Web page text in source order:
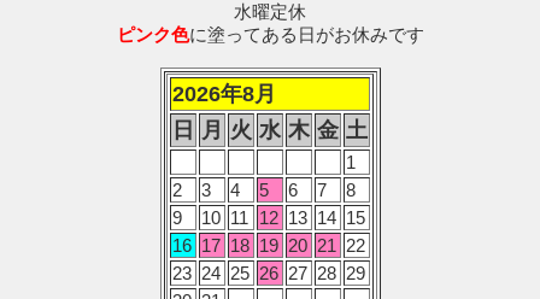
水曜定休
ピンク色に塗ってある日がお休みです
2026年8月
日 月 火 水 木 金 土
1
2
3 4 5 6 7
8
9
10 11 12 13 14 15
16 17 18 19 20 21 22
23 24 25 26 27 28 29